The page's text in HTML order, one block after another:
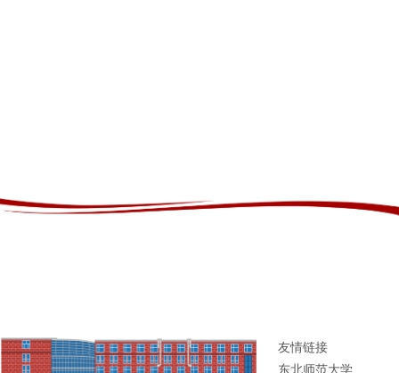
友情链接
东北师范大学